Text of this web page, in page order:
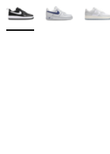
Meer kleuren